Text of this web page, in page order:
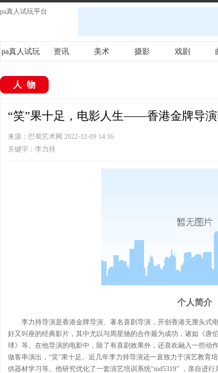
pa真人试玩平台
pa真人试玩 资讯 美术 摄影 戏剧
人物
“笑”果十足，电影人生——香港金牌导
来源：巴蜀艺术网 2022-12-09 14:16
关键字：李力持
个人简介
李力持导演是香港金牌导演、著名喜剧导演，开创香港无厘头式
好又叫座的经典影片，其中尤以与周星驰的合作最为成功，诸如《唐
球》等。在他导演的电影中，除了有喜剧效果外，还喜欢融入一些动
做客串演出，“笑”果十足。近几年李力持导演还一直致力于演艺教育
供器材学习等。他研究优化了一套演艺培训系统“md5319” ，亲自进